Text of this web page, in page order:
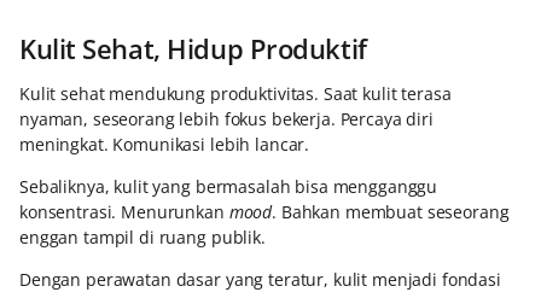
Kulit Sehat, Hidup Produktif
Kulit sehat mendukung produktivitas. Saat kulit terasa
nyaman, seseorang lebih fokus bekerja. Percaya diri
meningkat. Komunikasi lebih lancar.
Sebaliknya, kulit yang bermasalah bisa mengganggu
konsentrasi. Menurunkan mood. Bahkan membuat seseorang
enggan tampil di ruang publik.
Dengan perawatan dasar yang teratur, kulit menjadi fondasi